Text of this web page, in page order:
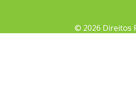
© 2026 Direitos